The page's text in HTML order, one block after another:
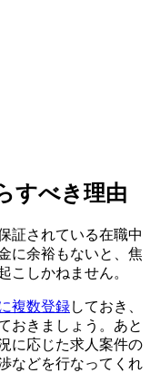
すべき理由
証されている在職中
に余裕もないと、焦
こしかねません。
複数登録しておき、
おきましょう。あと
に応じた求人案件の
などを行なってくれ